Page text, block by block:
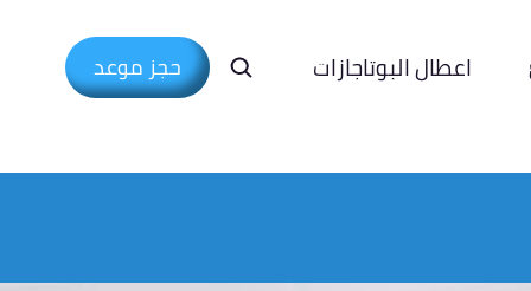
اعطال البوتاجازات حجز موعد